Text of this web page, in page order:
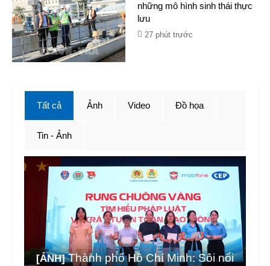
những mô hình sinh thái thực
lưu
27 phút trước
Tất cả
[ẢNH] Thành phố Hồ Chí Minh: Sôi nổi
Ảnh Video Đồ họa
Tin - Ảnh